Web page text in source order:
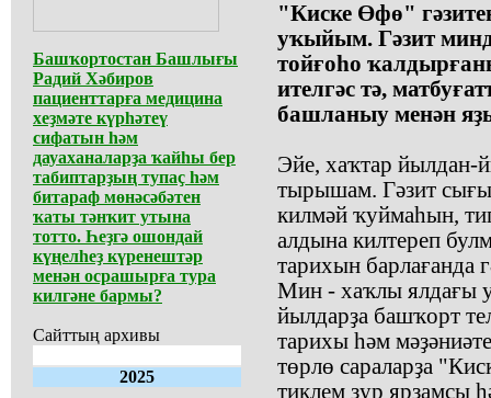
Башҡортостан Башлығы
Радий Хәбиров
пациенттарға медицина
хеҙмәте күрһәтеү
сифатын һәм
дауаханаларҙа ҡайһы бер
табиптарҙың тупаҫ һәм
битараф мөнәсәбәтен
ҡаты тәнҡит утына
тотто. Һеҙгә ошондай
күңелһеҙ күренештәр
менән осрашырға тура
килгәне бармы?
Сайттың архивы
2025
"Киске Өфө"
уҡыйым. Гәзит
тойғоһо
ителгәс тә,
башланыу менән
Эйе, хаҡтар йылдан-
тырышам. Гәзит
килмәй ҡуймаһын,
алдына килтереп
тарихын барлағанда
Мин - хаҡлы ялдағы
йылдарҙа башҡорт
тарихы һәм
төрлө сараларҙа
тиклем ҙур ярҙамсы